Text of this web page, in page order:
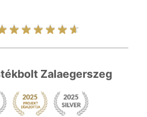
Zalaegerszeg